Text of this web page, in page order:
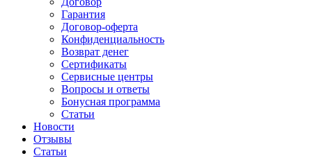
Гарантия
Договор-оферта
Конфиденциальность
Возврат денег
Сертификаты
Сервисные центры
Вопросы и ответы
Бонусная программа
Статьи
Новости
Отзывы
Статьи